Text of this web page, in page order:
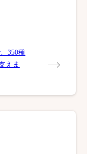
350種
えま